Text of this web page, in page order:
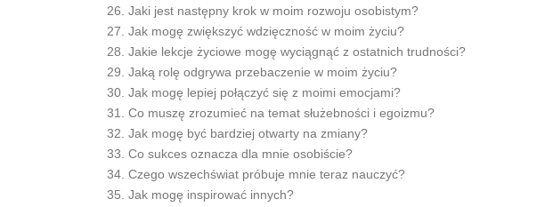
Jaki jest następny krok w moim rozwoju osobistym?
Jak mogę zwiększyć wdzięczność w moim życiu?
Jakie lekcje życiowe mogę wyciągnąć z ostatnich trudności?
Jaką rolę odgrywa przebaczenie w moim życiu?
Jak mogę lepiej połączyć się z moimi emocjami?
Co muszę zrozumieć na temat służebności i egoizmu?
Jak mogę być bardziej otwarty na zmiany?
Co sukces oznacza dla mnie osobiście?
Czego wszechświat próbuje mnie teraz nauczyć?
Jak mogę inspirować innych?